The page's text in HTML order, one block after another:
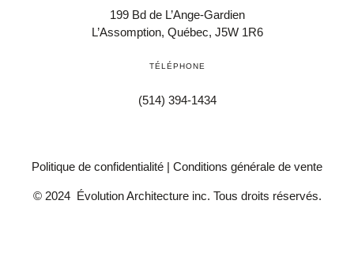
199 Bd de L’Ange-Gardien
L’Assomption, Québec, J5W 1R6
TÉLÉPHONE
(514) 394-1434
Politique de confidentialité | Conditions générale de vente
© 2024 Évolution Architecture inc. Tous droits réservés.